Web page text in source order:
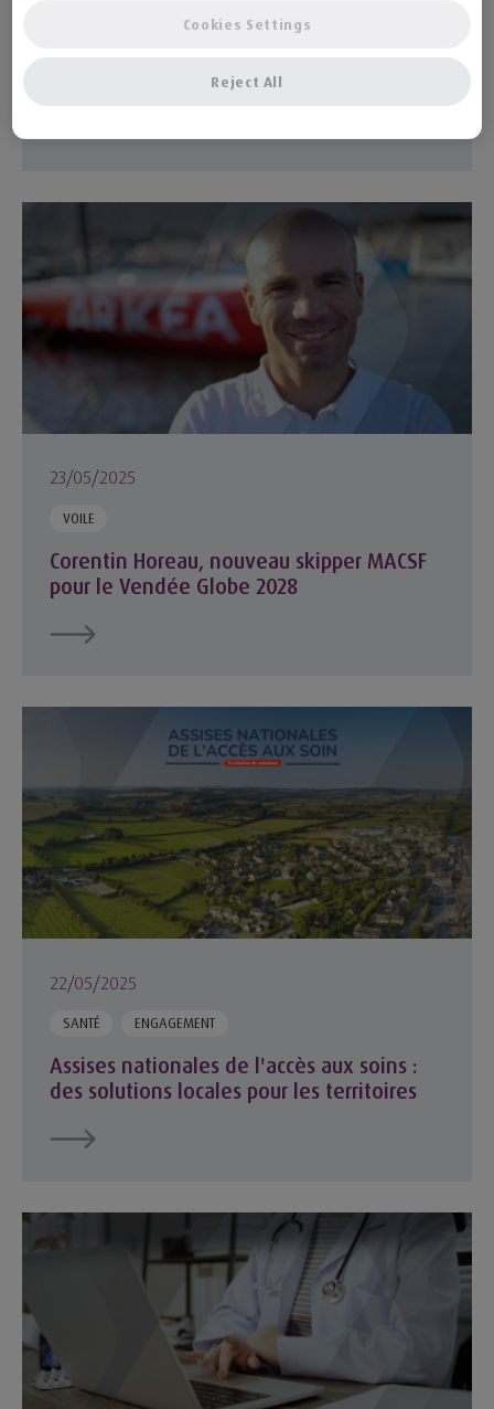
Parcours d'intégration MACSF : retours
Corentin Horeau, nouveau skipper MACSF pour le Vendée
23/05/2025
VOILE
Corentin Horeau, nouveau skipper MACSF
pour le Vendée Globe 2028
22/05/2025
SANTÉ ENGAGEMENT
Assises nationales de l'accès aux soins :
des solutions locales pour les territoires
IA et évolution des pratiques médicales : quels impacts
Reject All
Cookies Settings